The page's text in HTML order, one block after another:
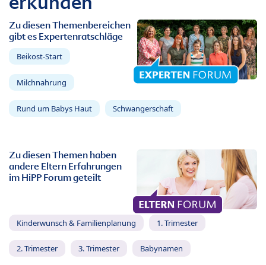
Zu diesen Themenbereichen
gibt es Expertenratschläge
Beikost-Start
Milchnahrung
Rund um Babys Haut Schwangerschaft
Zu diesen Themen haben
andere Eltern Erfahrungen
im HiPP Forum geteilt
Kinderwunsch & Familienplanung 1. Trimester
2. Trimester 3. Trimester Babynamen